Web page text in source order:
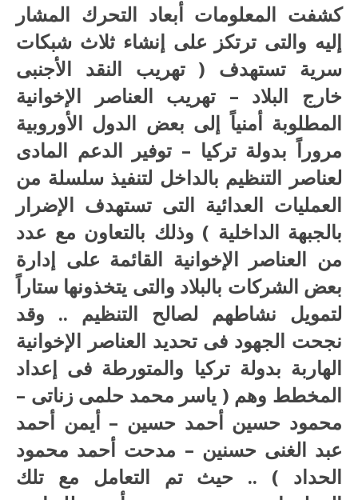
كشفت المعلومات أبعاد التحرك المشار
إليه والتى ترتكز على إنشاء ثلاث شبكات
سرية تستهدف ( تهريب النقد الأجنبى
خارج البلاد – تهريب العناصر الإخوانية
المطلوبة أمنياً إلى بعض الدول الأوروبية
مروراً بدولة تركيا – توفير الدعم المادى
لعناصر التنظيم بالداخل لتنفيذ سلسلة من
العمليات العدائية التى تستهدف الإضرار
بالجبهة الداخلية ) وذلك بالتعاون مع عدد
من العناصر الإخوانية القائمة على إدارة
بعض الشركات بالبلاد والتى يتخذونها ستاراً
لتمويل نشاطهم لصالح التنظيم .. وقد
نجحت الجهود فى تحديد العناصر الإخوانية
الهاربة بدولة تركيا والمتورطة فى إعداد
المخطط وهم ( ياسر محمد حلمى زناتى –
محمود حسين أحمد حسين – أيمن أحمد
عبد الغنى حسنين – مدحت أحمد محمود
الحداد ) .. حيث تم التعامل مع تلك